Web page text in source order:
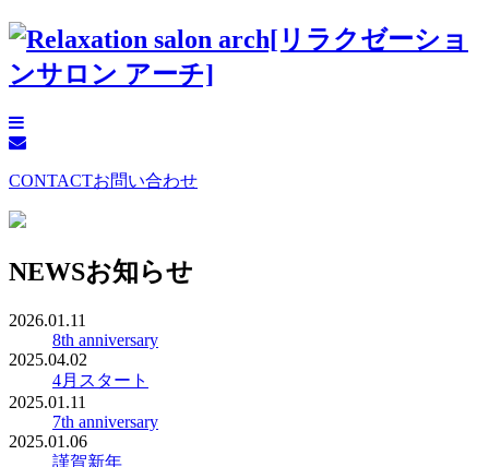
CONTACTお問い合わせ
NEWSお知らせ
2026.01.11
8th anniversary
2025.04.02
4月スタート
2025.01.11
7th anniversary
2025.01.06
謹賀新年